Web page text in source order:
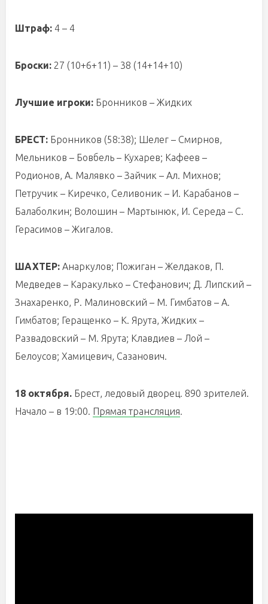
Штраф: 4 – 4
Броски: 27 (10+6+11) – 38 (14+14+10)
Лучшие игроки: Бронников – Жидких
БРЕСТ: Бронников (58:38); Шелег – Смирнов,
Мельников – Бовбель – Кухарев; Кафеев –
Родионов, А. Малявко – Зайчик – Ал. Михнов;
Петручик – Киречко, Селивоник – И. Карабанов –
Балаболкин; Волошин – Мартынюк, И. Середа – С.
Герасимов – Жигалов.
ШАХТЕР: Анаркулов; Пожиган – Желдаков, П.
Медведев – Каракулько – Стефанович; Д. Липский –
Знахаренко, Р. Малиновский – М. Гимбатов – А.
Гимбатов; Геращенко – К. Ярута, Жидких –
Развадовский – М. Ярута; Клавдиев – Лой –
Белоусов; Хамицевич, Сазанович.
18 октября. Брест, ледовый дворец. 890 зрителей.
Начало – в 19:00. Прямая трансляция.